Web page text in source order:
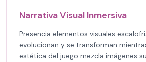
Narrativa Visual Inmersiva
Presencia elementos visuales
evolucionan y se transforman
estética del juego mezcla imágenes